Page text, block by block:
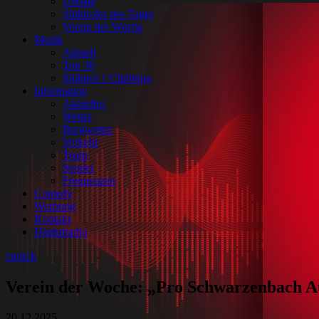
Südtiroler des Tages
Verein der Woche
Musik
Aktuell
Top 30
Südtirol 1 Clubbing
Information
Aktuelles
Wetter
Bergwetter
Verkehr
Team
Sender
Frequenzen
Comedy
Werbung
Kontakt
Digitalradio
zurück
Verein der Woche: „Pro Schwarzenbach